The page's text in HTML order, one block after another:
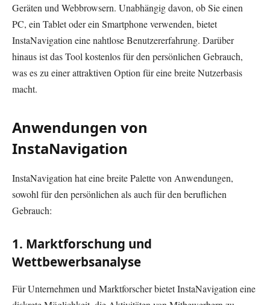
Geräten und Webbrowsern. Unabhängig davon, ob Sie einen
PC, ein Tablet oder ein Smartphone verwenden, bietet
InstaNavigation eine nahtlose Benutzererfahrung. Darüber
hinaus ist das Tool kostenlos für den persönlichen Gebrauch,
was es zu einer attraktiven Option für eine breite Nutzerbasis
macht.
Anwendungen von
InstaNavigation
InstaNavigation hat eine breite Palette von Anwendungen,
sowohl für den persönlichen als auch für den beruflichen
Gebrauch:
1. Marktforschung und
Wettbewerbsanalyse
Für Unternehmen und Marktforscher bietet InstaNavigation eine